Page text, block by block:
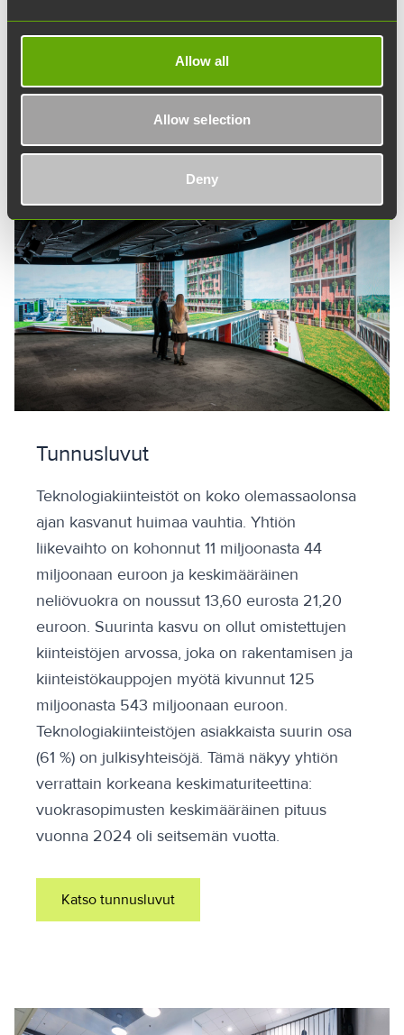
Allow all
Allow selection
Deny
Tutustu hallitukseen
Tunnusluvut
Teknologiakiinteistöt on koko olemassaolonsa
ajan kasvanut huimaa vauhtia. Yhtiön
liikevaihto on kohonnut 11 miljoonasta 44
miljoonaan euroon ja keskimääräinen
neliövuokra on noussut 13,60 eurosta 21,20
euroon. Suurinta kasvu on ollut omistettujen
kiinteistöjen arvossa, joka on rakentamisen ja
kiinteistökauppojen myötä kivunnut 125
miljoonasta 543 miljoonaan euroon.
Teknologiakiinteistöjen asiakkaista suurin osa
(61 %) on julkisyhteisöjä. Tämä näkyy yhtiön
verrattain korkeana keskimaturiteettina:
vuokrasopimusten keskimääräinen pituus
vuonna 2024 oli seitsemän vuotta.
Katso tunnusluvut